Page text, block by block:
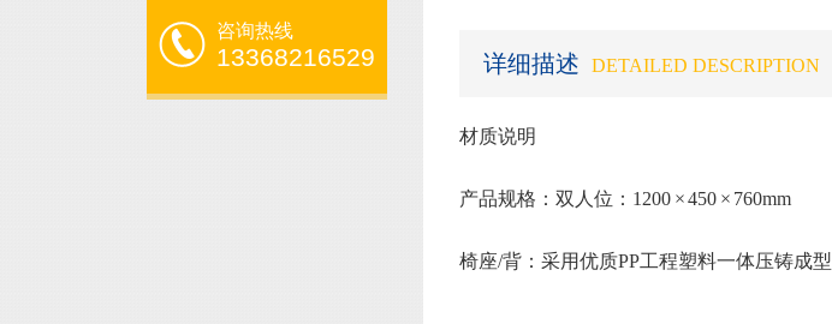
咨询热线
13368216529 详细描述 DETAILED DESCRIPTION
材质说明
产品规格：双人位：1200 × 450 × 760mm
椅座/背：采用优质PP工程塑料一体压铸成型